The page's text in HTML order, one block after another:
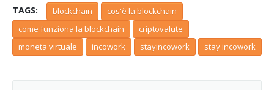
TAGS: blockchain
cos'è la blockchain
come funziona la blockchain
criptovalute
moneta virtuale
incowork stayincowork stay incowork